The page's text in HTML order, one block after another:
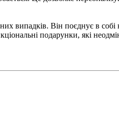
Він поєднує в собі
подарунки, які